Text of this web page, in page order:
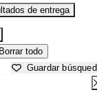
de entrega
Borrar todo
Guardar